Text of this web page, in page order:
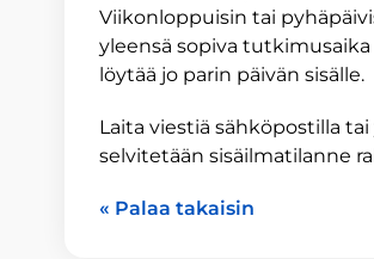
Viikonloppuisin tai
yleensä sopiva tutkimusaika
löytää jo parin päivän sisälle.
Laita viestiä sähköpostilla
selvitetään sisäilmatilanne
« Palaa takaisin